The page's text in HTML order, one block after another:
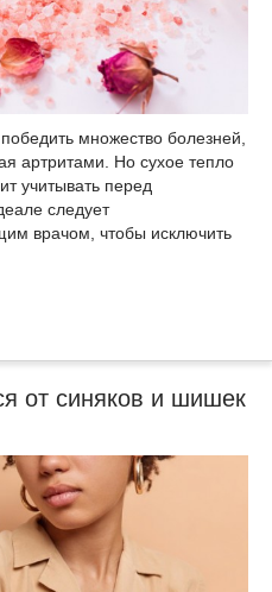
множество болезней,
артритами. Но сухое тепло
учитывать перед
следует
врачом, чтобы исключить
от синяков и шишек